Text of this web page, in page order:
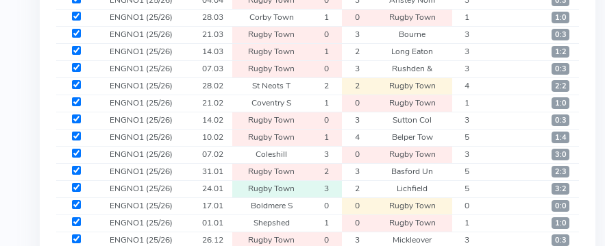
ENGNO1 (25/26) 28.03 Corby Town 1 0 Rugby Town 1 1:0
ENGNO1 (25/26) 21.03 Rugby Town 0 3 Bourne 3 0:3
ENGNO1 (25/26) 14.03 Rugby Town 1 2 Long Eaton 3 1:2
ENGNO1 (25/26) 07.03 Rugby Town 0 3 Rushden & 3 0:3
ENGNO1 (25/26) 28.02 St Neots T 2 2 Rugby Town 4 2:2
ENGNO1 (25/26) 21.02 Coventry S 1 0 Rugby Town 1 1:0
ENGNO1 (25/26) 14.02 Rugby Town 0 3 Sutton Col 3 0:3
ENGNO1 (25/26) 10.02 Rugby Town 1 4 Belper Tow 5 1:4
ENGNO1 (25/26) 07.02 Coleshill 3 0 Rugby Town 3 3:0
ENGNO1 (25/26) 31.01 Rugby Town 2 3 Basford Un 5 2:3
ENGNO1 (25/26) 24.01 Rugby Town 3 2 Lichfield 5 3:2
ENGNO1 (25/26) 17.01 Boldmere S 0 0 Rugby Town 0 0:0
ENGNO1 (25/26) 01.01 Shepshed 1 0 Rugby Town 1 1:0
ENGNO1 (25/26) 26.12 Rugby Town 0 3 Mickleover 3 0:3